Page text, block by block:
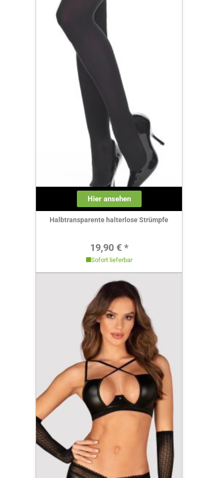
Hier ansehen
Halbtransparente halterlose Strümpfe
Regulärer Preis:
19,90 € *
Sofort lieferbar